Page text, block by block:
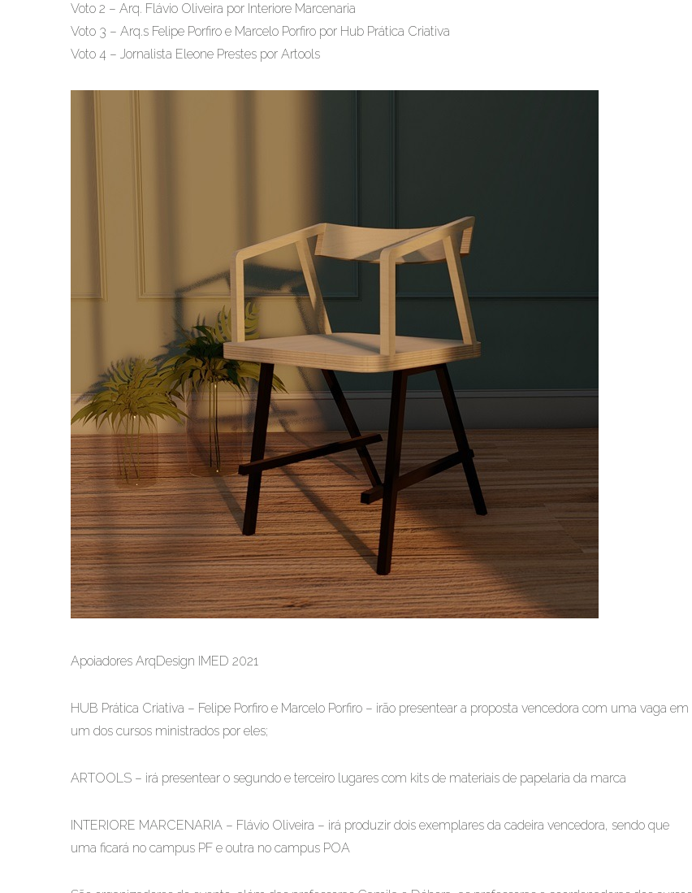
Voto 2 – Arq. Flávio Oliveira por Interiore Marcenaria
Voto 3 – Arq.s Felipe Porfiro e Marcelo Porfiro por Hub Prática Criativa
Voto 4 – Jornalista Eleone Prestes por Artools
Apoiadores ArqDesign IMED 2021
HUB Prática Criativa – Felipe Porfiro e Marcelo Porfiro – irão presentear a proposta vencedora com uma vaga em
um dos cursos ministrados por eles;
ARTOOLS – irá presentear o segundo e terceiro lugares com kits de materiais de papelaria da marca
INTERIORE MARCENARIA – Flávio Oliveira – irá produzir dois exemplares da cadeira vencedora, sendo que
uma ficará no campus PF e outra no campus POA